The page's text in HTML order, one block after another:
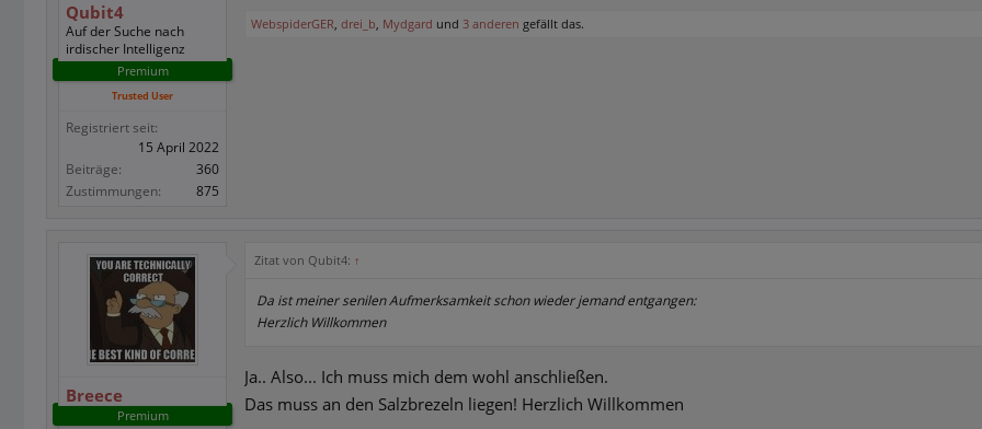
Qubit4
Auf der Suche nach
irdischer Intelligenz
Premium
Trusted User
Registriert seit:
15 April 2022
Beiträge:
360
Zustimmungen:
875
WebspiderGER, drei_b, Mydgard und 3 anderen gefällt das.
Breece
Premium
Zitat von Qubit4: ↑
Da ist meiner senilen Aufmerksamkeit schon wieder jemand entgangen:
Herzlich Willkommen
Ja.. Also... Ich muss mich dem wohl anschließen.
Das muss an den Salzbrezeln liegen! Herzlich Willkommen